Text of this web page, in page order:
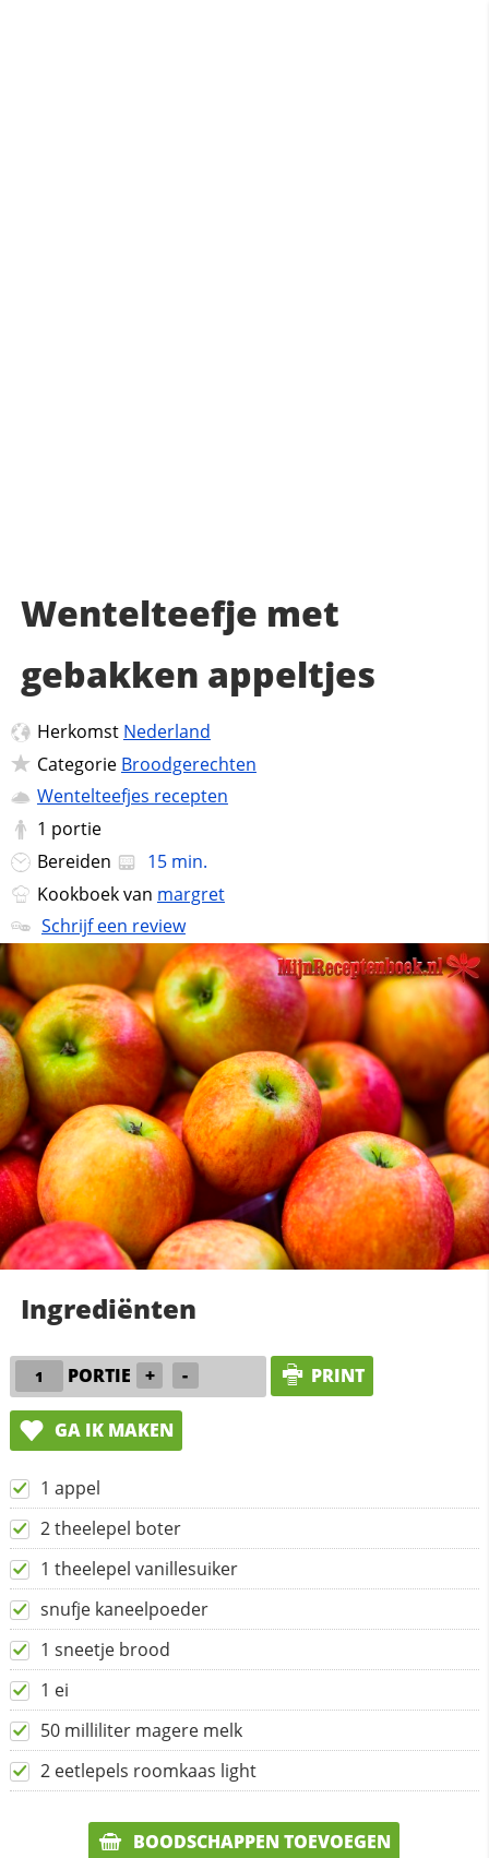
Wentelteefje met
gebakken appeltjes
Herkomst Nederland
Categorie Broodgerechten
Wentelteefjes recepten
1 portie
Bereiden
15 min.
Kookboek van margret
Schrijf een review
Ingrediënten
PORTIE + - PRINT
GA IK MAKEN
1 appel
2 theelepel boter
1 theelepel vanillesuiker
snufje kaneelpoeder
1 sneetje brood
1 ei
50 milliliter magere melk
2 eetlepels roomkaas light
BOODSCHAPPEN TOEVOEGEN